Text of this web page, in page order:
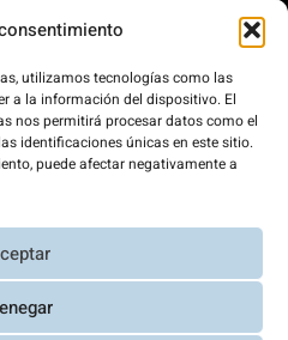
utilizamos tecnologías como las
a la información del dispositivo. El
nos permitirá procesar datos como el
identificaciones únicas en este sitio.
puede afectar negativamente a
Interior. Izda. 28003
impulsada por energías